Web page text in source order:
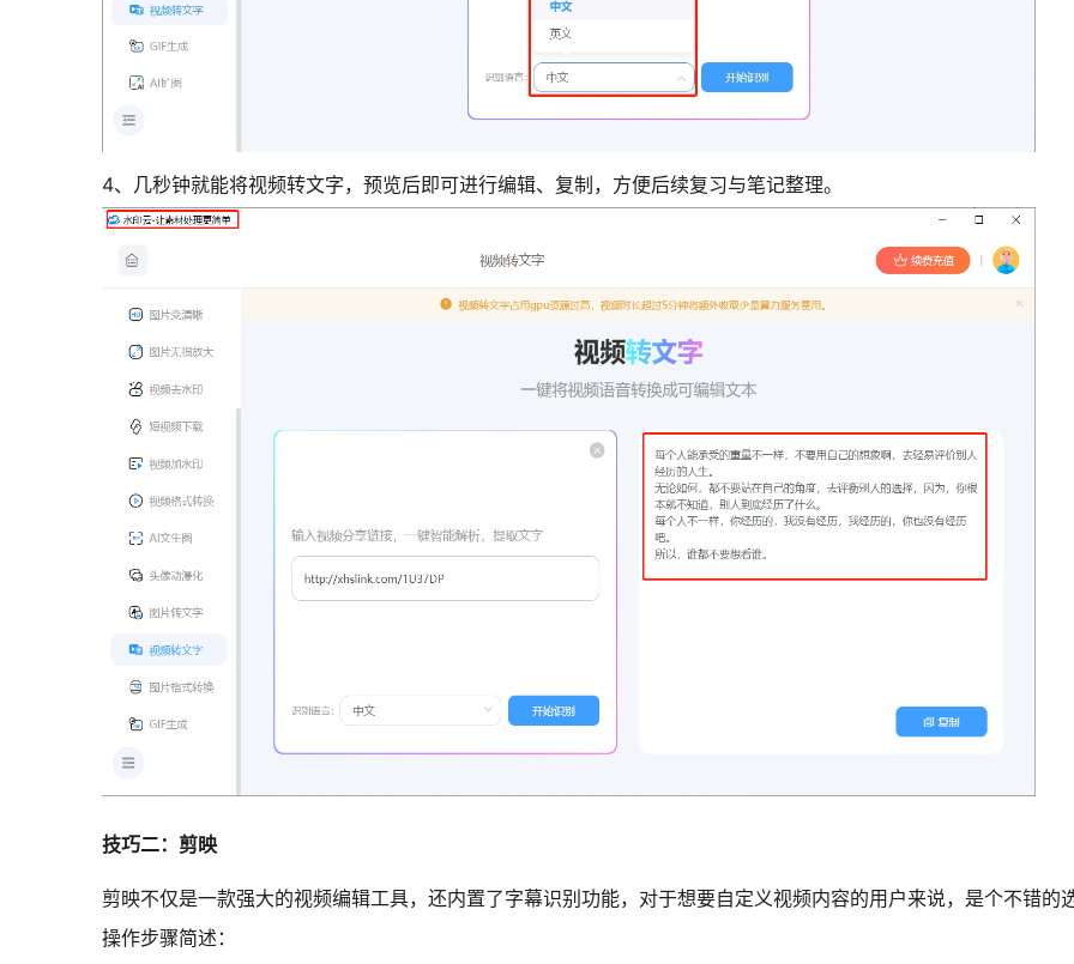
4、几秒钟就能将视频转文字，预览后即可进行编辑、复制，方便后续复习与笔记整理。
技巧二：剪映
剪映不仅是一款强大的视频编辑工具，还内置了字幕识别功能，对于想要自定义视频内容的用户来说，是个不错的
操作步骤简述：